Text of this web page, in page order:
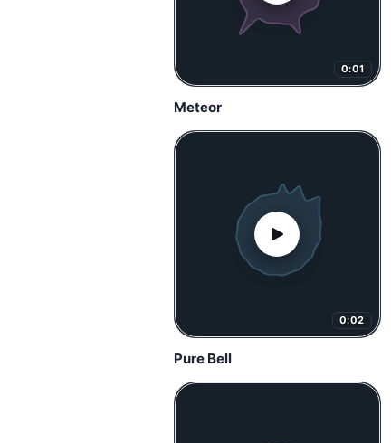
0:01
Meteor
0:02
Pure Bell